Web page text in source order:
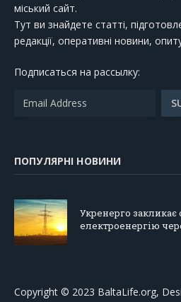
міський сайт.
Тут ви знайдете статті,
редакції, оперативні новини,
Подписаться на рассылку:
ПОПУЛЯРНІ НОВИНИ
Укренерго
електроенергію
Copyright © 2023 BaltaLife.org,